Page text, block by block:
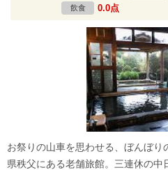
飲食 0.0点
お祭りの山車を思わせる、ぼんぼり
県秩父にある老舗旅館。三連休の中